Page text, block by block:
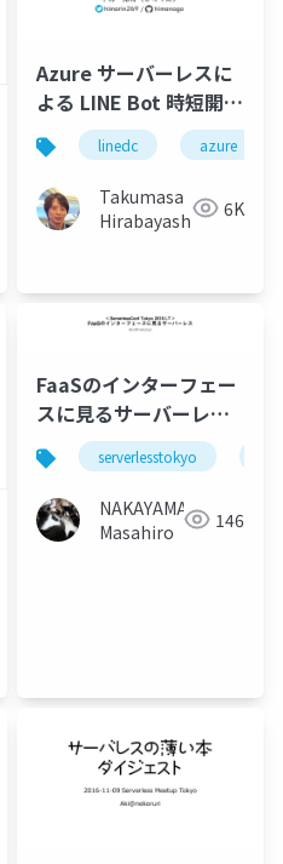
Azure サーバーレスに
よる LINE Bot 時短開発
の極意linedc azure
Takumasa
Hirabayashi
6K
FaaSのインターフェー
スに見るサーバーレス
#serverlessconf
#serverlesstokyo
serverlesstokyo
NAKAYAMA
Masahiro
146